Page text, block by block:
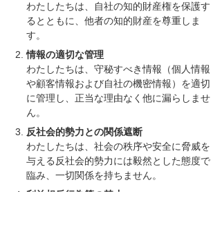
わたしたちは、自社の知的財産権を保護す
るとともに、他者の知的財産を尊重しま
す。
情報の適切な管理
わたしたちは、守秘すべき情報（個人情報
や顧客情報および自社の機密情報）を適切
に管理し、正当な理由なく他に漏らしませ
ん。
反社会的勢力との関係遮断
わたしたちは、社会の秩序や安全に脅威を
与える反社会的勢力には毅然とした態度で
臨み、一切関係を持ちません。
利益相反行為等の禁止